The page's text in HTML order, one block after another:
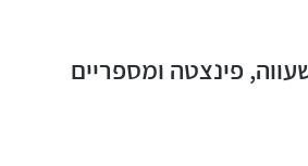
פינצטה ומספריים